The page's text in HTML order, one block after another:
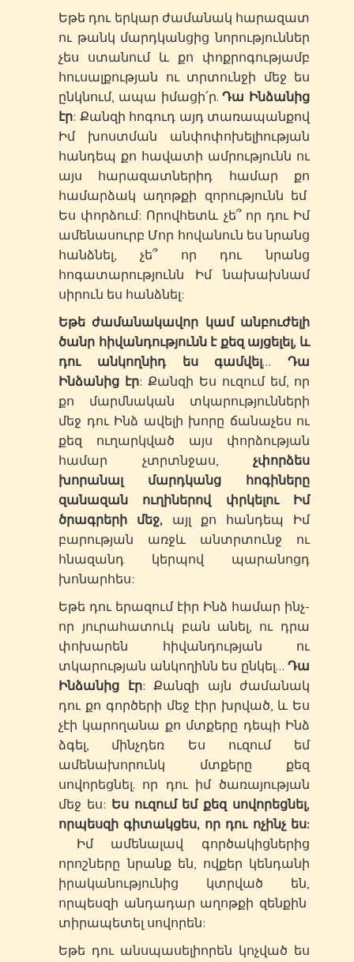
Եթե դու երկար ժամանակ հարազատ
ու թանկ մարդկանցից նորություններ
չես ստանում և քո փոքրոգությամբ
հուսալքության ու տրտունջի մեջ ես
ընկնում, ապա իմացի՛ր.Դա Ինձանից
էր: Քանզի հոգուդ այդ տառապանքով
Իմ խոստման անփոփոխելիության
հանդեպ քո հավատի ամրությունն ու
այս հարազատներիդ համար քո
համարձակ աղոթքի զորությունն եմ
Ես փորձում: Որովհետև չե՞ որ դու Իմ
ամենասուրբ Մոր հովանուն ես նրանց
հանձնել, չե՞ որ դու նրանց
հոգատարությունն Իմ նախախնամ
սիրուն ես հանձնել:
Եթե ժամանակավոր կամ անբուժելի
ծանր հիվանդությունն է քեզ այցելել, և
դու անկողնիդ ես գամվել… Դա
Ինձանից էր: Քանզի Ես ուզում եմ, որ
քո մարմնական տկարությունների
մեջ դու Ինձ ավելի խորը ճանաչես ու
քեզ ուղարկված այս փորձության
համար չտրտնջաս, չփորձես
խորանալ մարդկանց հոգիները
զանազան ուղիներով փրկելու Իմ
ծրագրերի մեջ, այլ քո հանդեպ Իմ
բարության առջև անտրտունջ ու
հնազանդ կերպով պարանոցդ
խոնարհես:
Եթե դու երազում էիր Ինձ համար ինչ-
որ յուրահատուկ բան անել, ու դրա
փոխարեն հիվանդության ու
տկարության անկողինն ես ընկել… Դա
Ինձանից էր: Քանզի այն ժամանակ
դու քո գործերի մեջ էիր խրված, և Ես
չէի կարողանա քո մտքերը դեպի Ինձ
ձգել, մինչդեռ Ես ուզում եմ
ամենախորունկ մտքերը քեզ
սովորեցնել. որ դու իմ ծառայության
մեջ ես: Ես ուզում եմ քեզ սովորեցնել,
որպեսզի գիտակցես, որ դու ոչինչ ես:
Իմ ամենալավ գործակիցներից
որոշները նրանք են, ովքեր կենդանի
իրականությունից կտրված են,
որպեսզի անդադար աղոթքի զենքին
տիրապետել սովորեն:
Եթե դու անսպասելիորեն կոչված ես